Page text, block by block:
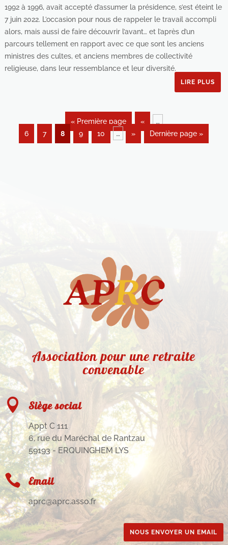
1992 à 1996, avait accepté d’assumer la présidence, s’est éteint le
7 juin 2022. L’occasion pour nous de rappeler le travail accompli
alors, mais aussi de faire découvrir l’avant… et l’après d’un
parcours tellement en rapport avec ce que sont les anciens
ministres des cultes, et anciens membres de collectivité
religieuse, dans leur ressemblance et leur diversité.
LIRE PLUS
« Première page « …
6 7 8 9 10 … » Dernière page »
Association pour une retraite
convenable
 Siège social
Appt C 111
6, rue du Maréchal de Rantzau
59193 - ERQUINGHEM LYS
 Email
aprc@aprc.asso.fr
NOUS ENVOYER UN EMAIL